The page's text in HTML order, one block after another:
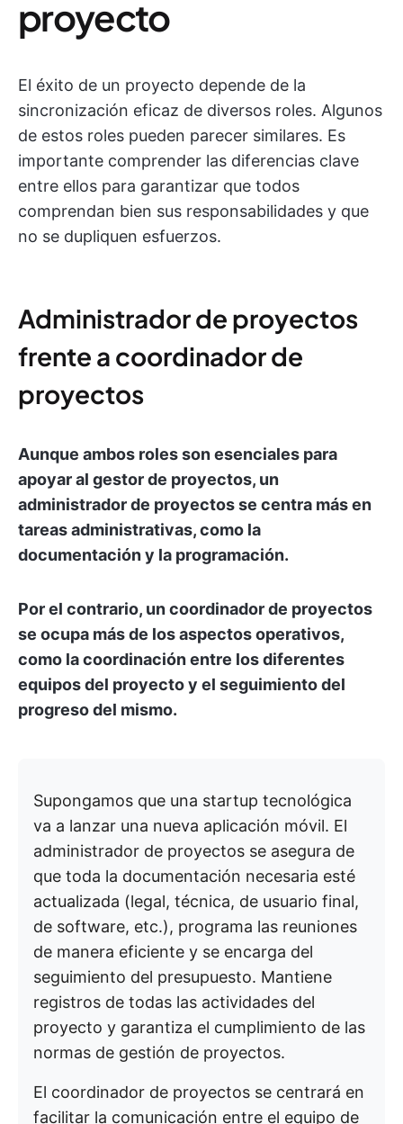
proyecto
El éxito de un proyecto depende de la
sincronización eficaz de diversos roles. Algunos
de estos roles pueden parecer similares. Es
importante comprender las diferencias clave
entre ellos para garantizar que todos
comprendan bien sus responsabilidades y que
no se dupliquen esfuerzos.
Administrador de proyectos
frente a coordinador de
proyectos
Aunque ambos roles son esenciales para
apoyar al gestor de proyectos, un
administrador de proyectos se centra más en
tareas administrativas, como la
documentación y la programación.
Por el contrario, un coordinador de proyectos
se ocupa más de los aspectos operativos,
como la coordinación entre los diferentes
equipos del proyecto y el seguimiento del
progreso del mismo.
Supongamos que una startup tecnológica
va a lanzar una nueva aplicación móvil. El
administrador de proyectos se asegura de
que toda la documentación necesaria esté
actualizada (legal, técnica, de usuario final,
de software, etc.), programa las reuniones
de manera eficiente y se encarga del
seguimiento del presupuesto. Mantiene
registros de todas las actividades del
proyecto y garantiza el cumplimiento de las
normas de gestión de proyectos.
El coordinador de proyectos se centrará en
facilitar la comunicación entre el equipo de